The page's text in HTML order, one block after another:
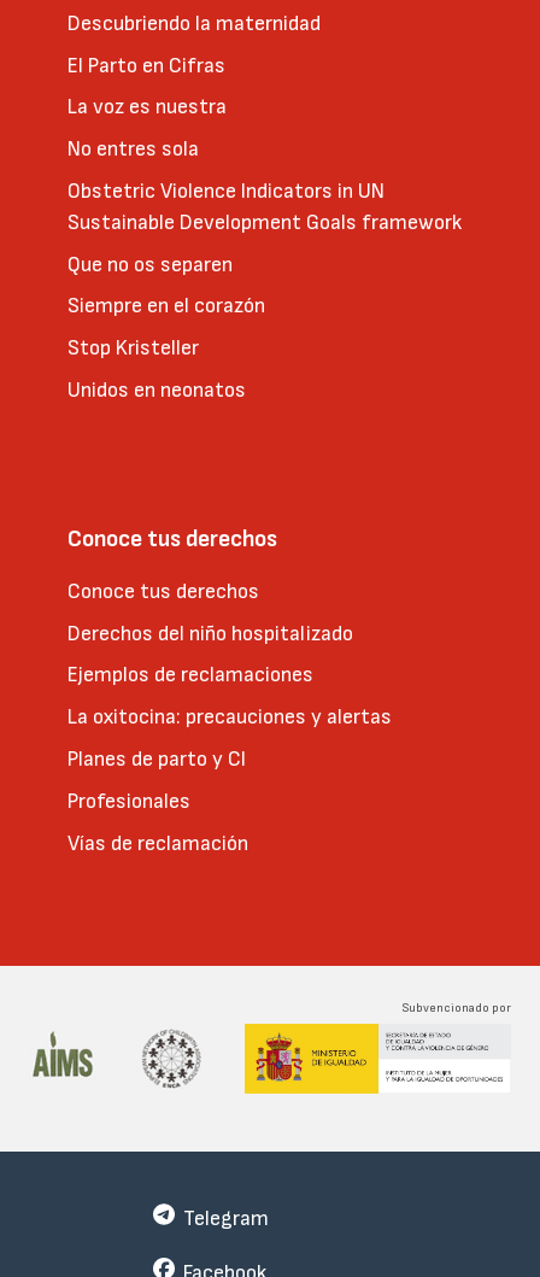
Descubriendo la maternidad
El Parto en Cifras
La voz es nuestra
No entres sola
Obstetric Violence Indicators in UN
Sustainable Development Goals framework
Que no os separen
Siempre en el corazón
Stop Kristeller
Unidos en neonatos
Conoce tus derechos
Conoce tus derechos
Derechos del niño hospitalizado
Ejemplos de reclamaciones
La oxitocina: precauciones y alertas
Planes de parto y CI
Profesionales
Vías de reclamación
Subvencionado por
Telegram